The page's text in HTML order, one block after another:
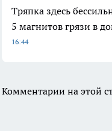
Тряпка здесь
5 магнитов грязи в
16:44
Комментарии на этой